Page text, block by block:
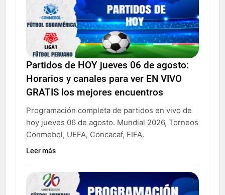
Partidos de HOY jueves 06 de agosto:
Horarios y canales para ver EN VIVO
GRATIS los mejores encuentros
Programación completa de partidos en vivo de
hoy jueves 06 de agosto. Mundial 2026, Torneos
Conmebol, UEFA, Concacaf, FIFA.
Leer más